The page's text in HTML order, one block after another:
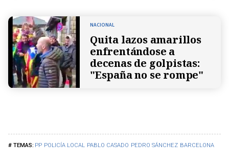
PP POLICÍA LOCAL PABLO CASADO PEDRO SÁNCHEZ BARCELONA
NACIONAL
Quita lazos amarillos
enfrentándose a
decenas de golpistas:
"España no se rompe"